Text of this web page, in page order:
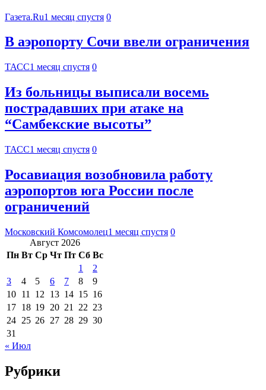
Газета.Ru1 месяц спустя 0
В аэропорту Сочи ввели ограничения
ТАСС1 месяц спустя 0
Из больницы выписали восемь
пострадавших при атаке на
“Самбекские высоты”
ТАСС1 месяц спустя 0
Росавиация возобновила работу
аэропортов юга России после
ограничений
Московский Комсомолец1 месяц спустя 0
Август 2026
Пн Вт Ср Чт Пт Сб Вс
1
2
3
4 5 6 7 8
9
10 11 12 13 14 15 16
17 18 19 20 21 22 23
24 25 26 27 28 29 30
31
« Июл
Рубрики